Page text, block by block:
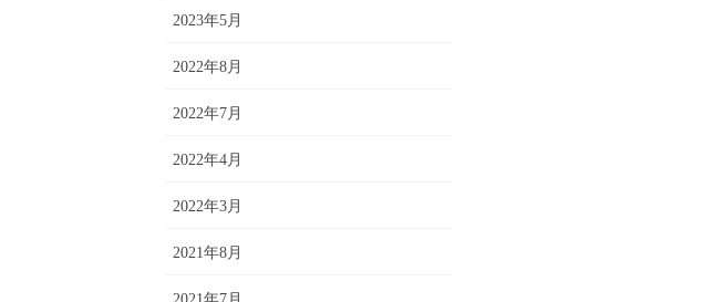
2023年5月
2022年8月
2022年7月
2022年4月
2022年3月
2021年8月